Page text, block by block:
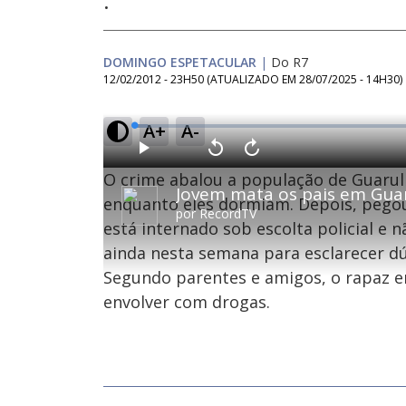
DOMINGO ESPETACULAR | Do R7
12/02/2012 - 23H50 (ATUALIZADO EM 28/07/2025 - 14H30)
A+ A-
porRecordTV
P
l
a
y
V
o
t
a
1
0
s
g
u
d
s
A
v
a
n
ç
a
r
1
0
e
g
o
s
d
L
o
a
d
e
:
2
%
O crime abalou a população de
enquanto eles dormiam. Depois,
está internado sob escolta policial e
ainda nesta semana para esclarecer
Segundo parentes e amigos, o rapaz
envolver com drogas.